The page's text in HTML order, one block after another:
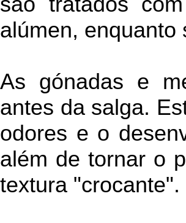
alúmen, enquanto
As gónadas e
antes da salga.
odores e o
além de tornar o
textura "crocante".